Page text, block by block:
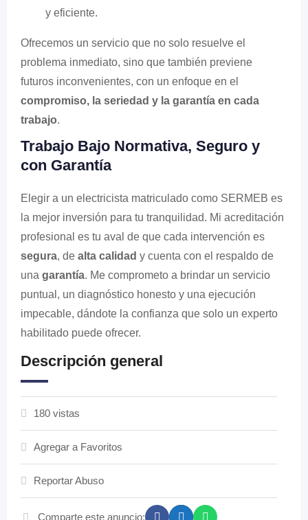
y eficiente.
Ofrecemos un servicio que no solo resuelve el
problema inmediato, sino que también previene
futuros inconvenientes, con un enfoque en el
compromiso, la seriedad y la garantía en cada
trabajo.
Trabajo Bajo Normativa, Seguro y
con Garantía
Elegir a un electricista matriculado como SERMEB es
la mejor inversión para tu tranquilidad. Mi acreditación
profesional es tu aval de que cada intervención es
segura, de alta calidad y cuenta con el respaldo de
una garantía. Me comprometo a brindar un servicio
puntual, un diagnóstico honesto y una ejecución
impecable, dándote la confianza que solo un experto
habilitado puede ofrecer.
Descripción general
180 vistas
Agregar a Favoritos
Reportar Abuso
Comparte este anuncio: